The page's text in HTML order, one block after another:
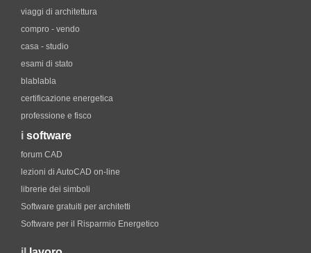
viaggi di architettura
compro - vendo
casa - studio
esami di stato
blablabla
certificazione energetica
professione e fisco
i software
forum CAD
lezioni di AutoCAD on-line
librerie dei simboli
Software gratuiti per architetti
Software per il Risparmio Energetico